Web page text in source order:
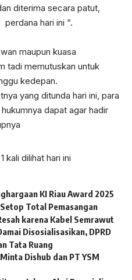
diterima secara patut,
hari ini “.
maupun kuasa
tadi memutuskan untuk
kedepan.
yang ditunda hari ini, para
dapat agar hadir
, 1 kali dilihat hari ini
KI Riau Award 2025
Total Pemasangan
karena Kabel Semrawut
Disosialisasikan, DPRD
Tata Ruang
Dishub dan PT YSM